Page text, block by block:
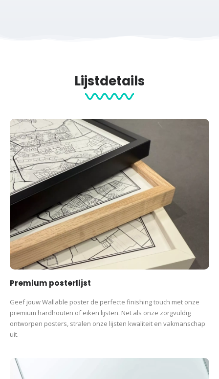
Lijstdetails
Premium posterlijst
Geef jouw Wallable poster de perfecte finishing touch met onze
premium hardhouten of eiken lijsten. Net als onze zorgvuldig
ontworpen posters, stralen onze lijsten kwaliteit en vakmanschap
uit.